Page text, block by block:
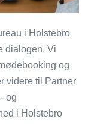
i Holstebro
dialogen. Vi
og
videre til Partner
og
i Holstebro